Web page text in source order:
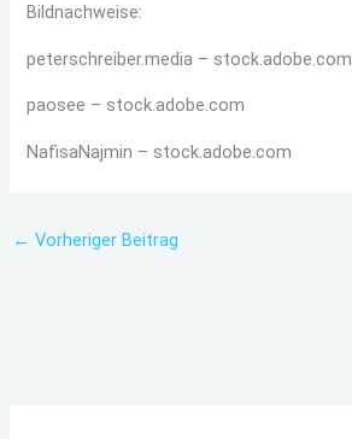
Bildnachweise:
peterschreiber.media – stock.adobe.com
paosee – stock.adobe.com
NafisaNajmin – stock.adobe.com
← Vorheriger Beitrag